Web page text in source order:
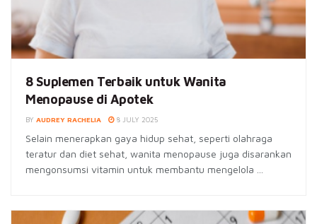
8 Suplemen Terbaik untuk Wanita
Menopause di Apotek
BY AUDREY RACHELIA 8 JULY 2025
Selain menerapkan gaya hidup sehat, seperti olahraga
teratur dan diet sehat, wanita menopause juga disarankan
mengonsumsi vitamin untuk membantu mengelola ...